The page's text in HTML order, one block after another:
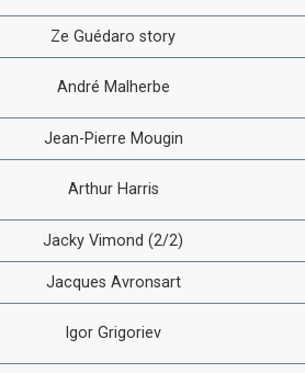
Ze Guédaro story
André Malherbe
Jean-Pierre Mougin
Arthur Harris
Jacky Vimond (2/2)
Jacques Avronsart
Igor Grigoriev